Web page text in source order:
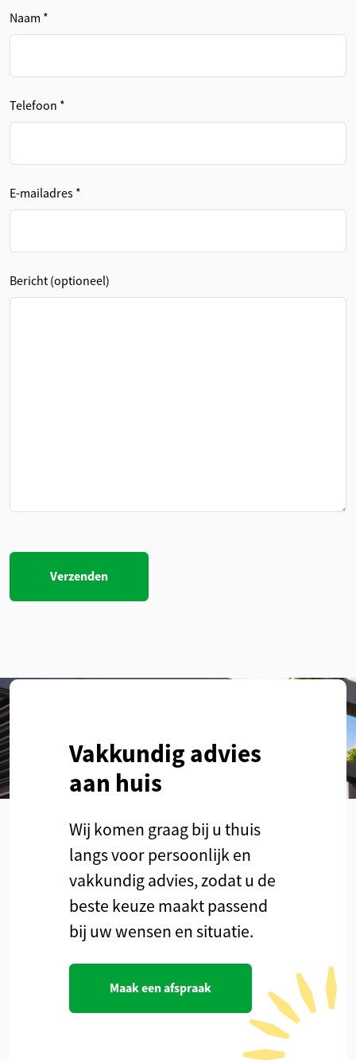
Naam *
Telefoon *
E-mailadres *
Bericht (optioneel)
laten.
Vakkundig advies
aan huis
Wij komen graag bij u thuis
langs voor persoonlijk en
vakkundig advies, zodat u de
beste keuze maakt passend
bij uw wensen en situatie.
Maak een afspraak